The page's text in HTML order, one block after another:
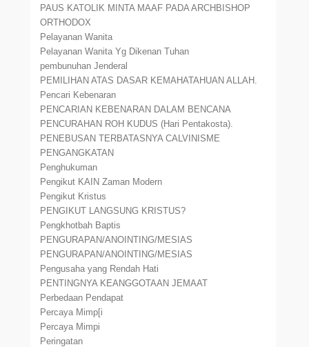
PAUS KATOLIK MINTA MAAF PADA ARCHBISHOP
ORTHODOX
Pelayanan Wanita
Pelayanan Wanita Yg Dikenan Tuhan
pembunuhan Jenderal
PEMILIHAN ATAS DASAR KEMAHATAHUAN ALLAH.
Pencari Kebenaran
PENCARIAN KEBENARAN DALAM BENCANA
PENCURAHAN ROH KUDUS (Hari Pentakosta).
PENEBUSAN TERBATASNYA CALVINISME
PENGANGKATAN
Penghukuman
Pengikut KAIN Zaman Modern
Pengikut Kristus
PENGIKUT LANGSUNG KRISTUS?
Pengkhotbah Baptis
PENGURAPAN/ANOINTING/MESIAS
PENGURAPAN/ANOINTING/MESIAS
Pengusaha yang Rendah Hati
PENTINGNYA KEANGGOTAAN JEMAAT
Perbedaan Pendapat
Percaya Mimp[i
Percaya Mimpi
Peringatan